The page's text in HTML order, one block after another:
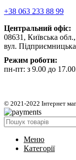
+38 063 233 88 99
Центральний офіс:
08631, Київська
вул.
Режим роботи:
пн-пт: з 9.00 до
© 2021-2022 Інтернет
Меню
Категорії